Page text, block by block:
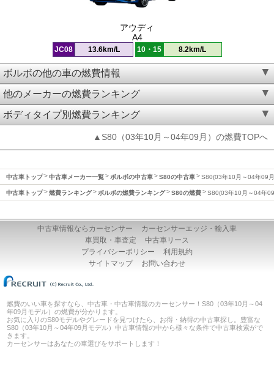
アウディ
A4
JC08 13.6km/L 10・15 8.2km/L
ボルボの他の車の燃費情報
他のメーカーの燃費ランキング
ボディタイプ別燃費ランキング
▲S80（03年10月～04年09月）の燃費TOPへ
中古車トップ 中古車メーカー一覧 ボルボの中古車 S80の中古車 S80(03年10月～04年09
中古車トップ 燃費ランキング ボルボの燃費ランキング S80の燃費 S80(03年10月～04年
中古車情報ならカーセンサー
カーセンサーエッジ・輸入車
車買取・車査定
中古車リース
プライバシーポリシー
利用規約
サイトマップ
お問い合わせ
燃費のいい車を探すなら、中古車・中古車情報のカーセンサー！S80（03年10月～04
年09月モデル）の燃費が分かります。
お気に入りのS80モデルやグレードを見つけたら、お得・納得の中古車探し。豊富な
S80（03年10月～04年09月モデル）中古車情報の中から様々な条件で中古車検索がで
きます。
カーセンサーはあなたの車選びをサポートします！